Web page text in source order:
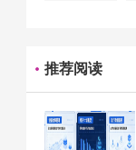
推荐阅读